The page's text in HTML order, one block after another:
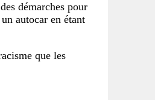
démarches pour
autocar en étant
que les